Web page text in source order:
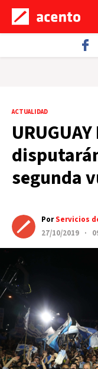
ACTUALIDAD
segunda
PorServicios
27/10/2019 ·